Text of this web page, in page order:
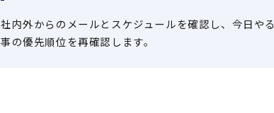
社内外からのメールとスケジュールを確認し、今日やる
事の優先順位を再確認します。